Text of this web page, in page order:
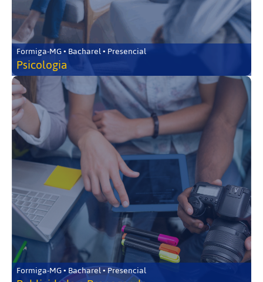
Formiga-MG • Bacharel • Presencial
Psicologia
Formiga-MG • Bacharel • Presencial